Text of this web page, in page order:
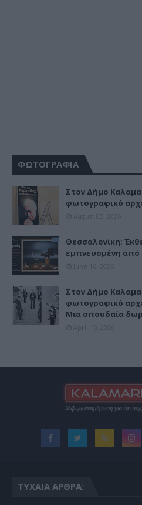
ΦΩΤΟΓΡΑΦΙΑ
Στον Δήμο
φωτογραφικό
Θεσσαλονίκη:
εμπνευσμένη από
Στον Δήμο
φωτογραφικό
Μια σπουδαία
ΤΥΧΑΊΑ ΆΡΘΡΑ: